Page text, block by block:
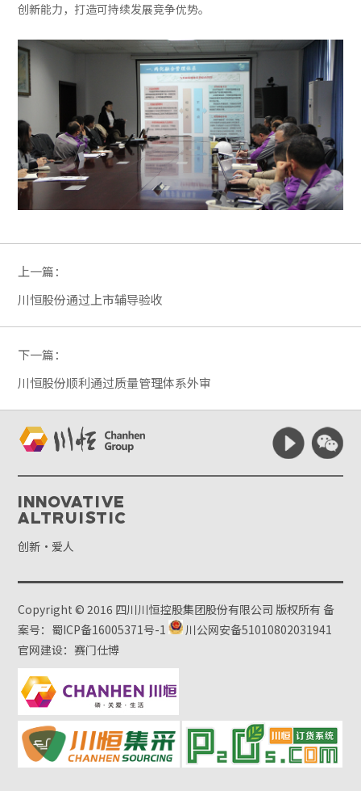
创新能力，打造可持续发展竞争优势。
上一篇：
川恒股份通过上市辅导验收
下一篇：
川恒股份顺利通过质量管理体系外审
Innovative
Altruistic
创新·爱人
Copyright © 2016 四川川恒控股集团股份有限公司 版权所有备
案号：蜀ICP备16005371号-1
川公网安备51010802031941
官网建设：赛门仕博